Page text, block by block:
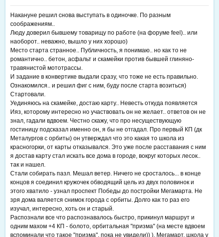
Накануне решил снова выступать в одиночке. По разным
соображениям..
Люду доверил бывшему товарищу по работе (на форуме feel).. или
наоборот.. неважно, вышло у них хорошо)
Место старта странное.. Публичность, я понимаю.. но как то не
романтично.. бетон, асфальт и скамейки против бывшей глиняно-
травянистой мототрассы.
И задание в конвертике выдали сразу, что тоже не есть правильно.
Ознакомился.. и решил фиг с ним, буду после старта возиться)
Стартовали.
Уединяюсь на скамейке, достаю карту.. Невесть откуда появляется
Ияз, которому интересно но участвовать он не желает.. ответов он не
знал, гадали вдвоем. Честно скажу, что про несуществующую
гостиницу подсказал именно он, я бы не отгадал. Про первый КП (дк
Металургов с орбиты) он утверждал что это какая то школа из
красногорки, от карты отказывался. Это уже после расставания с ним
я достав карту стал искать все дома в городе, вокруг которых лесок..
так и нашел.
Стали собирать пазл. Мешал ветер. Ничего не сросталось... в конце
концов я соединил кружочек обводящий цель из двух половинок и
этого хватило - узнал проспект Победы до постройки Мегамарта. Не
зря дома валяется снимок города с орбиты. Долго как то раз его
изучал, интересно, хоть он и старый.
Распознали все что распознавалось быстро, прикинул маршрут и
одним махом +4 КП - болото, орбитальная "призма" (на месте вдвоем
вспоминали что такое "призма", пока не увидели)) ), Мегамарт, школа у